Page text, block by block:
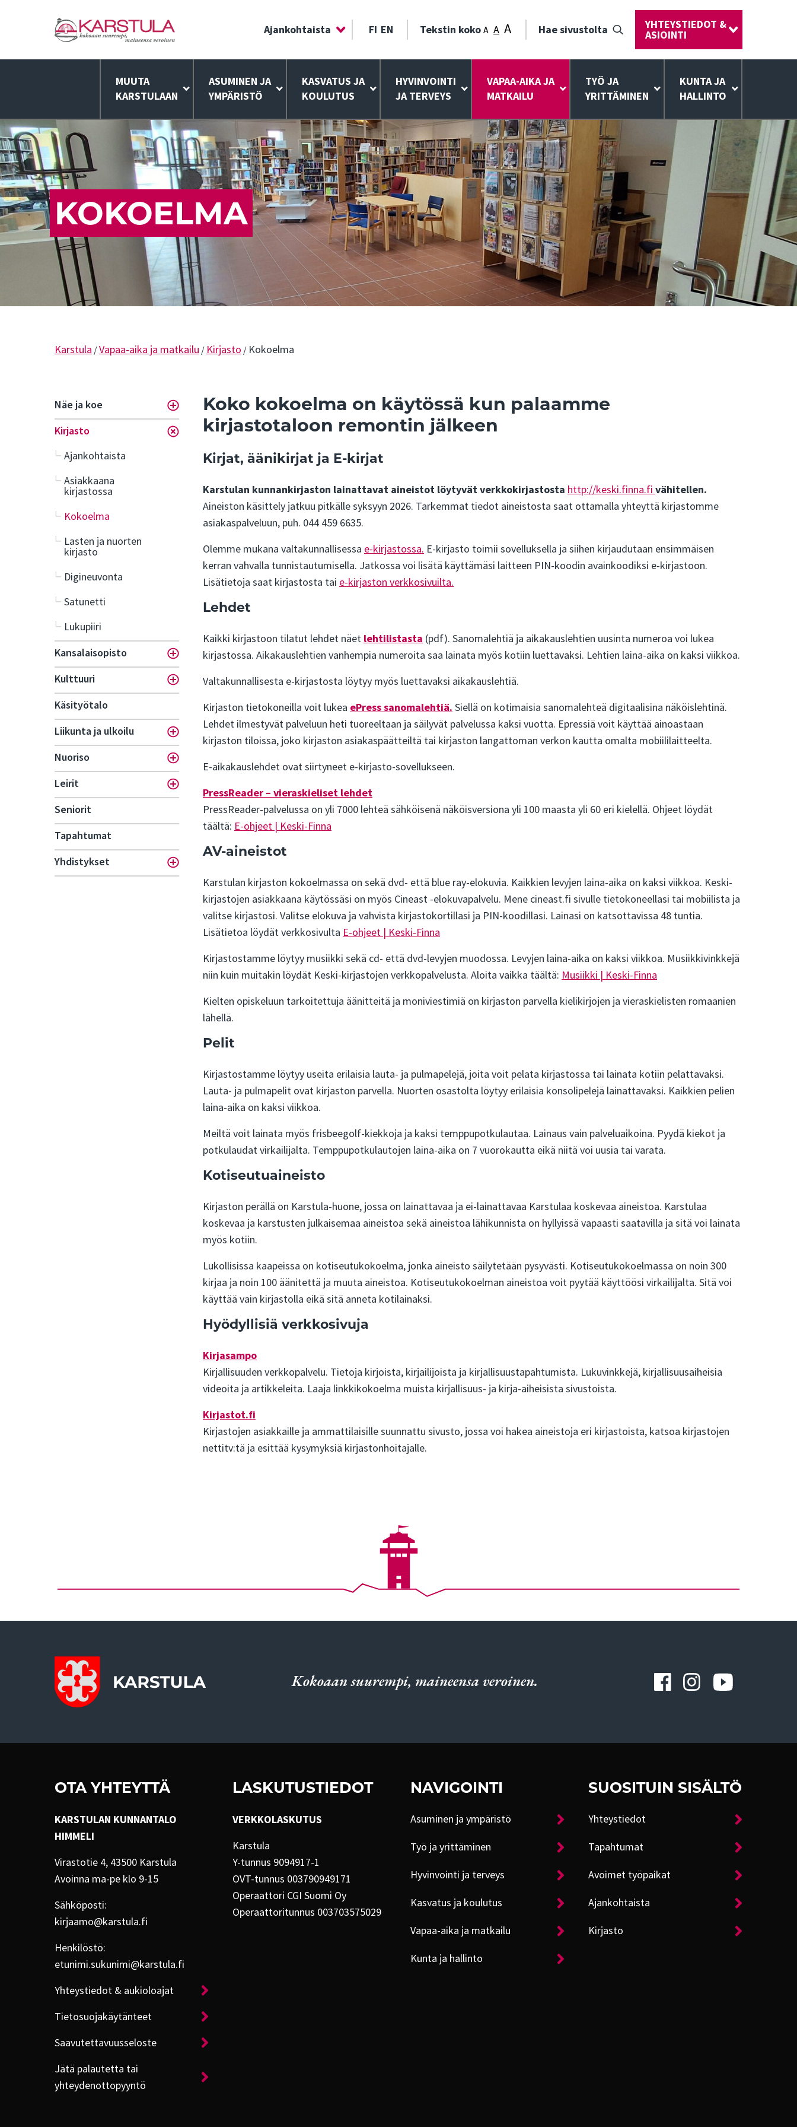
Ajankohtaista FI EN Tekstin kokoA A A Hae sivustolta YHTEYSTIEDOT &
ASIOINTI
MUUTA
KARSTULAAN
ASUMINEN JA
YMPÄRISTÖ
KASVATUS JA
KOULUTUS
HYVINVOINTI
JA TERVEYS
VAPAA-AIKA JA
MATKAILU
TYÖ JA
YRITTÄMINEN
KUNTA JA
HALLINTO
KOKOELMA
Karstula /Vapaa-aika ja matkailu / Kirjasto / Kokoelma
Näe ja koe Toggle menu
Kirjasto Toggle menu
Ajankohtaista
Asiakkaana
kirjastossa
Kokoelma
Lasten ja nuorten
kirjasto
Digineuvonta
Satunetti
Lukupiiri
Kansalaisopisto
Toggle menu
Kulttuuri Toggle menu
Käsityötalo
Liikunta ja ulkoilu
Toggle menu
Nuoriso Toggle menu
Leirit Toggle menu
Seniorit
Tapahtumat
Yhdistykset
Toggle menu
Koko kokoelma on käytössä kun palaamme
kirjastotaloon remontin jälkeen
Kirjat, äänikirjat ja E-kirjat
Karstulan kunnankirjaston lainattavat aineistot löytyvät verkkokirjastosta http://keski.finna.fi vähitellen.
Aineiston käsittely jatkuu pitkälle syksyyn 2026. Tarkemmat tiedot aineistosta saat ottamalla yhteyttä kirjastomme
asiakaspalveluun, puh. 044 459 6635.
Olemme mukana valtakunnallisessa e-kirjastossa. E-kirjasto toimii sovelluksella ja siihen kirjaudutaan ensimmäisen
kerran vahvalla tunnistautumisella. Jatkossa voi lisätä käyttämäsi laitteen PIN-koodin avainkoodiksi e-kirjastoon.
Lisätietoja saat kirjastosta tai e-kirjaston verkkosivuilta.
Lehdet
Kaikki kirjastoon tilatut lehdet näet lehtilistasta (pdf). Sanomalehtiä ja aikakauslehtien uusinta numeroa voi lukea
kirjastossa. Aikakauslehtien vanhempia numeroita saa lainata myös kotiin luettavaksi. Lehtien laina-aika on kaksi viikkoa.
Valtakunnallisesta e-kirjastosta löytyy myös luettavaksi aikakauslehtiä.
Kirjaston tietokoneilla voit lukea ePress sanomalehtiä. Siellä on kotimaisia sanomalehteä digitaalisina näköislehtinä.
Lehdet ilmestyvät palveluun heti tuoreeltaan ja säilyvät palvelussa kaksi vuotta. Epressiä voit käyttää ainoastaan
kirjaston tiloissa, joko kirjaston asiakaspäätteiltä tai kirjaston langattoman verkon kautta omalta mobiililaitteelta.
E-aikakauslehdet ovat siirtyneet e-kirjasto-sovellukseen.
PressReader – vieraskieliset lehdet
PressReader-palvelussa on yli 7000 lehteä sähköisenä näköisversiona yli 100 maasta yli 60 eri kielellä. Ohjeet löydät
täältä: E-ohjeet | Keski-Finna
AV-aineistot
Karstulan kirjaston kokoelmassa on sekä dvd- että blue ray-elokuvia. Kaikkien levyjen laina-aika on kaksi viikkoa. Keski-
kirjastojen asiakkaana käytössäsi on myös Cineast -elokuvapalvelu. Mene cineast.fi sivulle tietokoneellasi tai mobiilista ja
valitse kirjastosi. Valitse elokuva ja vahvista kirjastokortillasi ja PIN-koodillasi. Lainasi on katsottavissa 48 tuntia.
Lisätietoa löydät verkkosivulta E-ohjeet | Keski-Finna
Kirjastostamme löytyy musiikki sekä cd- että dvd-levyjen muodossa. Levyjen laina-aika on kaksi viikkoa. Musiikkivinkkejä
niin kuin muitakin löydät Keski-kirjastojen verkkopalvelusta. Aloita vaikka täältä: Musiikki | Keski-Finna
Kielten opiskeluun tarkoitettuja äänitteitä ja moniviestimiä on kirjaston parvella kielikirjojen ja vieraskielisten romaanien
lähellä.
Pelit
Kirjastostamme löytyy useita erilaisia lauta- ja pulmapelejä, joita voit pelata kirjastossa tai lainata kotiin pelattavaksi.
Lauta- ja pulmapelit ovat kirjaston parvella. Nuorten osastolta löytyy erilaisia konsolipelejä lainattavaksi. Kaikkien pelien
laina-aika on kaksi viikkoa.
Meiltä voit lainata myös frisbeegolf-kiekkoja ja kaksi temppupotkulautaa. Lainaus vain palveluaikoina. Pyydä kiekot ja
potkulaudat virkailijalta. Temppupotkulautojen laina-aika on 7 vuorokautta eikä niitä voi uusia tai varata.
Kotiseutuaineisto
Kirjaston perällä on Karstula-huone, jossa on lainattavaa ja ei-lainattavaa Karstulaa koskevaa aineistoa. Karstulaa
koskevaa ja karstusten julkaisemaa aineistoa sekä aineistoa lähikunnista on hyllyissä vapaasti saatavilla ja sitä voi lainata
myös kotiin.
Lukollisissa kaapeissa on kotiseutukokoelma, jonka aineisto säilytetään pysyvästi. Kotiseutukokoelmassa on noin 300
kirjaa ja noin 100 äänitettä ja muuta aineistoa. Kotiseutukokoelman aineistoa voit pyytää käyttöösi virkailijalta. Sitä voi
käyttää vain kirjastolla eikä sitä anneta kotilainaksi.
Hyödyllisiä verkkosivuja
Kirjasampo
Kirjallisuuden verkkopalvelu. Tietoja kirjoista, kirjailijoista ja kirjallisuustapahtumista. Lukuvinkkejä, kirjallisuusaiheisia
videoita ja artikkeleita. Laaja linkkikokoelma muista kirjallisuus- ja kirja-aiheisista sivustoista.
Kirjastot.fi
Kirjastojen asiakkaille ja ammattilaisille suunnattu sivusto, jossa voi hakea aineistoja eri kirjastoista, katsoa kirjastojen
nettitv:tä ja esittää kysymyksiä kirjastonhoitajalle.
Kokoaan suurempi, maineensa veroinen.
OTA YHTEYTTÄ
KARSTULAN KUNNANTALO
HIMMELI
Virastotie 4, 43500 Karstula
Avoinna ma-pe klo 9-15
Sähköposti:
kirjaamo@karstula.fi
Henkilöstö:
etunimi.sukunimi@karstula.fi
Yhteystiedot & aukioloajat
Tietosuojakäytänteet
Saavutettavuusseloste
Jätä palautetta tai
yhteydenottopyyntö
LASKUTUSTIEDOT
VERKKOLASKUTUS
Karstula
Y-tunnus 9094917-1
OVT-tunnus 003790949171
Operaattori CGI Suomi Oy
Operaattoritunnus 003703575029
NAVIGOINTI
Asuminen ja ympäristö
Työ ja yrittäminen
Hyvinvointi ja terveys
Kasvatus ja koulutus
Vapaa-aika ja matkailu
Kunta ja hallinto
SUOSITUIN SISÄLTÖ
Yhteystiedot
Tapahtumat
Avoimet työpaikat
Ajankohtaista
Kirjasto